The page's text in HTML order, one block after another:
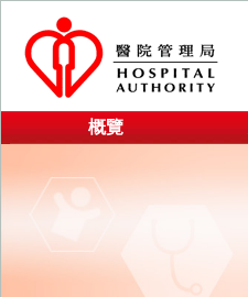
概覽